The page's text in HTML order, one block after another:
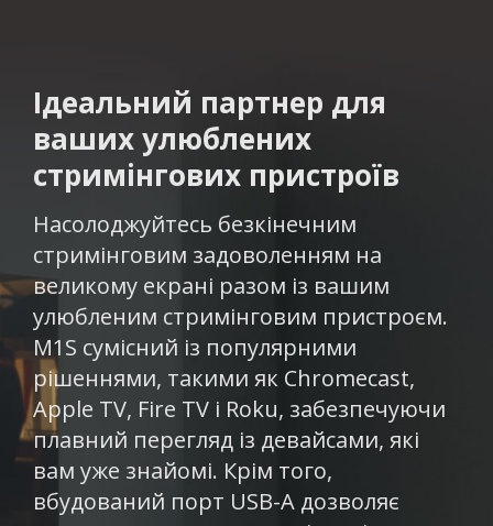
Ідеальний партнер для
ваших улюблених
стримінгових пристроїв​​​​
Насолоджуйтесь безкінечним
стримінговим задоволенням на
великому екрані разом із вашим
улюбленим стримінговим пристроєм.
M1S сумісний із популярними
рішеннями, такими як Chromecast,
Apple TV, Fire TV і Roku, забезпечуючи
плавний перегляд із девайсами, які
вам уже знайомі. Крім того,
вбудований порт USB-A дозволяє